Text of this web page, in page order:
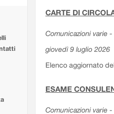
CARTE DI
Comunicazioni varie
giovedì 9 luglio 2026
Elenco aggiornato
ESAME
Comunicazioni varie